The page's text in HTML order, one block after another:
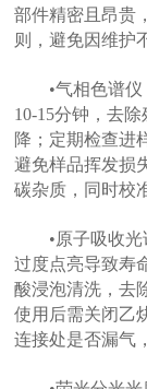
部件精密且昂贵
则，避免因维护
•气相色谱仪
10-15分钟，去
降；定期检查进
避免样品挥发损
碳杂质，同时校
•原子吸收光
过度点亮导致寿
酸浸泡清洗，去
使用后需关闭乙
连接处是否漏气